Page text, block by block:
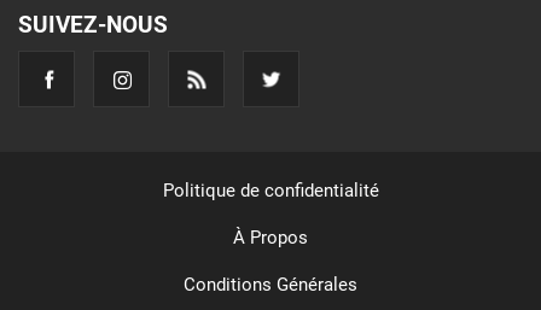
SUIVEZ-NOUS
Politique de confidentialité
À Propos
Conditions Générales